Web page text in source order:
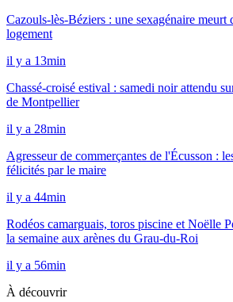
Cazouls-lès-Béziers : une sexagénaire meurt
logement
il y a 13min
Chassé-croisé estival : samedi noir attendu
de Montpellier
il y a 28min
Agresseur de commerçantes de l'Écusson :
félicités par le maire
il y a 44min
Rodéos camarguais, toros piscine et Noëlle
la semaine aux arènes du Grau-du-Roi
il y a 56min
À découvrir